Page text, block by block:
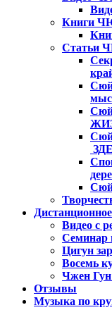
Книги
Статьи
Сюй
Сюй
Видео с
Семинар
Цигун
Восемь
Чжен Гун
Отзывы
Музыка по